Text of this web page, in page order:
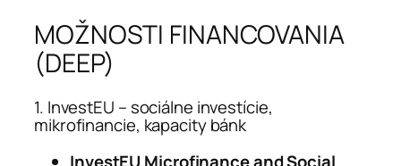
MOŽNOSTI FINANCOVANIA
(DEEP)
1. InvestEU – sociálne investície,
mikrofinancie, kapacity bánk
InvestEU Microfinance and Social